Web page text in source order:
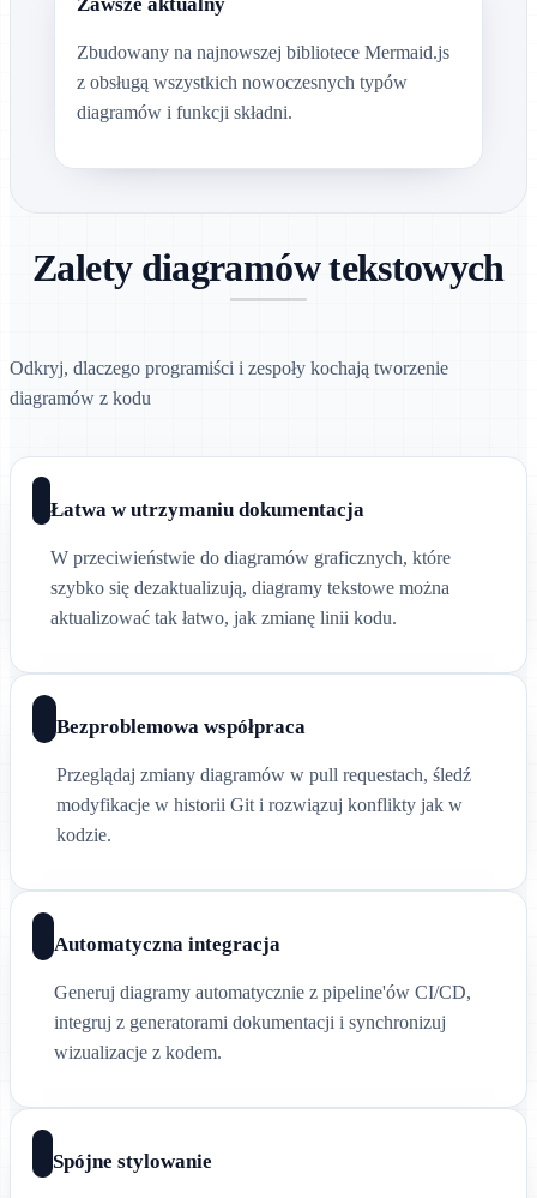
Zbudowany na najnowszej bibliotece Mermaid.js
z obsługą wszystkich nowoczesnych typów
diagramów i funkcji składni.
Zalety diagramów tekstowych
Odkryj, dlaczego programiści i zespoły kochają tworzenie
diagramów z kodu
Łatwa w utrzymaniu dokumentacja
W przeciwieństwie do diagramów graficznych, które
szybko się dezaktualizują, diagramy tekstowe można
aktualizować tak łatwo, jak zmianę linii kodu.
Bezproblemowa współpraca
Przeglądaj zmiany diagramów w pull requestach, śledź
modyfikacje w historii Git i rozwiązuj konflikty jak w
kodzie.
Automatyczna integracja
Generuj diagramy automatycznie z pipeline'ów CI/CD,
integruj z generatorami dokumentacji i synchronizuj
wizualizacje z kodem.
Spójne stylowanie